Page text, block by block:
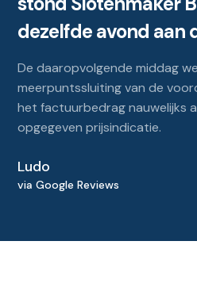
dezelfde avond aan
De daaropvolgende middag
meerpuntssluiting van de
het factuurbedrag nauwelijks
opgegeven prijsindicatie.
Ludo
via Google Reviews